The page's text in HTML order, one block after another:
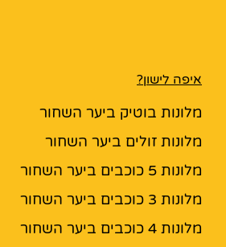
איפה לישון?
מלונות בוטיק ביער השחור
מלונות זולים ביער השחור
מלונות 5 כוכבים ביער השחור
מלונות 3 כוכבים ביער השחור
מלונות 4 כוכבים ביער השחור